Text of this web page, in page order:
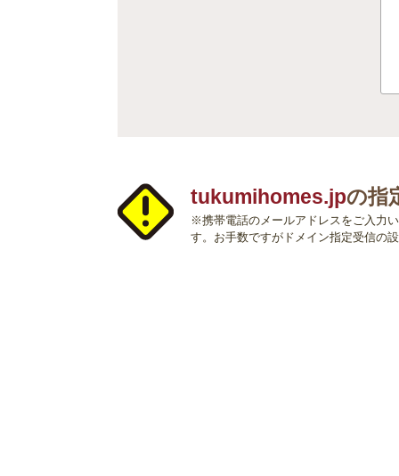
tukumihomes.jpの指
※携帯電話のメールアドレスをご入力
す。お手数ですがドメイン指定受信の